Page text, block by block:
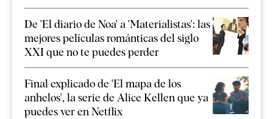
De 'El diario de Noa' a 'Materialistas': las
mejores películas románticas del siglo
XXI que no te puedes perder
Final explicado de 'El mapa de los
anhelos', la serie de Alice Kellen que ya
puedes ver en Netflix